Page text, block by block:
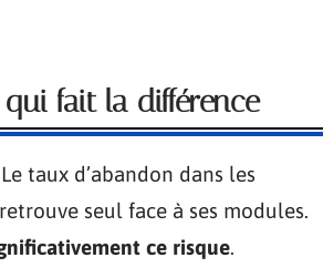
fait la différence
taux d’abandon dans les
seul face à ses modules.
ce risque.